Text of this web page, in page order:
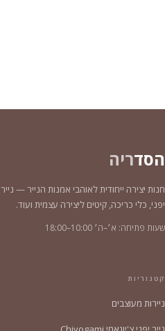
הסדריה
חנות יצירה ייחודית לאוהבי אמנות הנייר — נייר
יפני, כלי כריכה, קיטים ליצירה עצמית ועוד.
שעות פתיחה: א׳–ה׳ 10:00–18:00
קטגוריות
ניירות מעוצבים